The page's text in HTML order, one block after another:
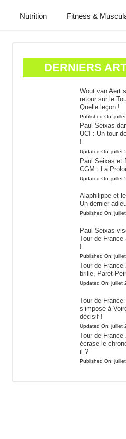
Nutrition Fitness &
DERNIERS
Wout van Aert
retour sur le
Quelle leçon !
Published On:
Paul Seixas
UCI : Un tour
!
Updated On: juillet
Paul Seixas et
CGM : La
Updated On: juillet
Alaphilippe et
Un dernier
Published On:
Paul Seixas
Tour de France
!
Published On:
Tour de France
brille, Paret-
Updated On: juillet
Tour de
s’impose à
décisif !
Updated On: juillet
Tour de France
écrase le
il ?
Published On: